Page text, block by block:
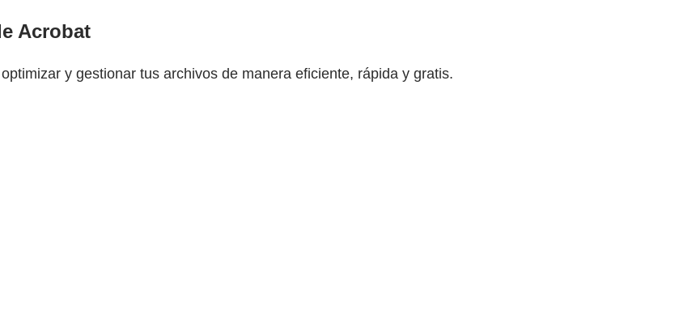
Acrobat
y gestionar tus archivos de manera eficiente, rápida y gratis.